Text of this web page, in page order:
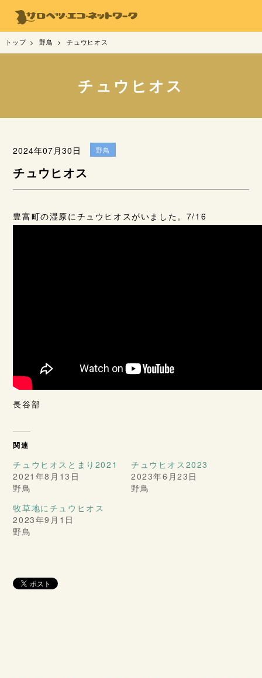
トップ 野鳥 チュウヒオス
チュウヒオス
2024年07月30日 野鳥
チュウヒオス
豊富町の湿原にチュウヒオスがいました。7/16
長谷部
関連
チュウヒオスとまり2021
2021年8月13日
野鳥
チュウヒオス2023
2023年6月23日
野鳥
牧草地にチュウヒオス
2023年9月1日
野鳥